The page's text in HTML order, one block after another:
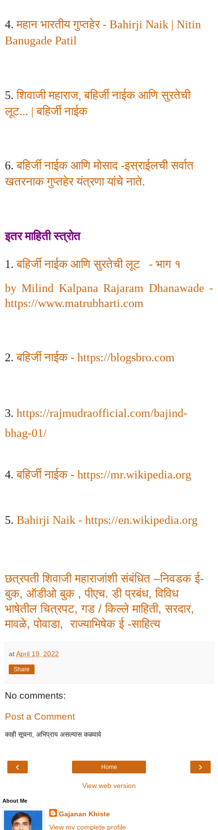
4.महान भारतीय गुप्तहेर - Bahirji Naik | Nitin
Banugade Patil
5.शिवाजी महाराज,बहिर्जी नाईक आणि सुरतेची
लूट... |बहिर्जी नाईक
6.बहिर्जी नाईक आणि मोसाद -इस्राईलची सर्वात
खतरनाक गुप्तहेर यंत्रणा यांचे नाते.
इतर माहिती स्त्रोत
1.बहिर्जी नाईक आणि सुरतेची लूट
- भाग १
by Milind Kalpana Rajaram Dhanawade -
https://www.matrubharti.com
2.बहिर्जी नाईक- https://blogsbro.com
3. https://rajmudraofficial.com/bajind-
bhag-01/
4.बहिर्जी नाईक - https://mr.wikipedia.org
5. Bahirji Naik - https://en.wikipedia.org
छत्रपती शिवाजी महाराजांशी संबंधित –निवडक ई-
बुक, ऑडीओ बुक , पीएच. डी प्रबंध,विविध
भाषेतील चित्रपट, गड / किल्ले माहिती, सरदार,
मावळे,पोवाडा, राज्याभिषेक ई -साहित्य
atApril 19, 2022
Share
No comments:
Post a Comment
काही सूचना, अभिप्राय असल्यास कळवावे
‹ ›
Home
View web version
About Me
Gajanan Khiste
View my complete profile